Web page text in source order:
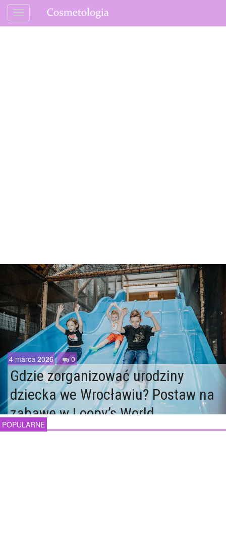
4 marca 2026 0
Gdzie zorganizować urodziny
dziecka we Wrocławiu? Postaw na
zabawę w Loopy’s World
‹ ›
POPULARNE